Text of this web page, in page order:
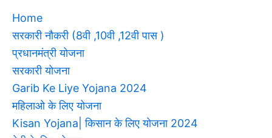
Home
सरकारी नौकरी (8वी ,10वी ,12वी पास )
प्रधानमंत्री योजना
सरकारी योजना
Garib Ke Liye Yojana 2024
महिलाओ के लिए योजना
Kisan Yojana| किसान के लिए योजना 2024